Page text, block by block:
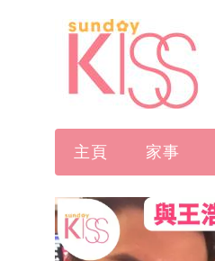
主頁 家事